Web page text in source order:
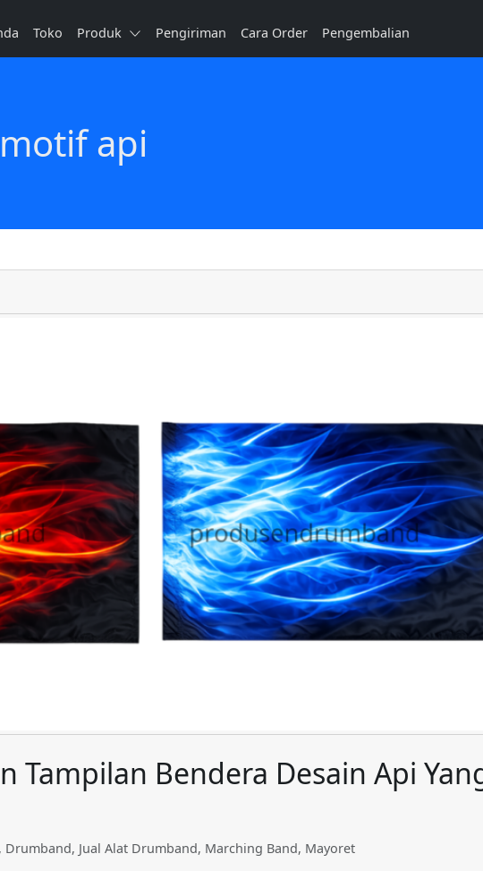
Toko Produk Pengiriman Cara Order Pengembalian
api
Tampilan Bendera Desain Api
, Drumband, Jual Alat Drumband, Marching Band, Mayoret